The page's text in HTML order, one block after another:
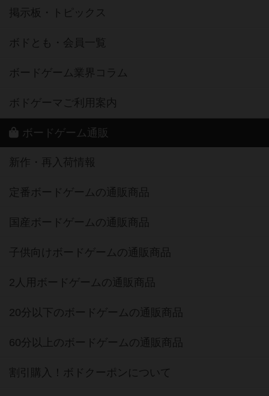
掲示板・トピックス
ボドとも・会員一覧
ボードゲーム業界コラム
ボドゲーマご利用案内
ボードゲーム通販
新作・再入荷情報
定番ボードゲームの通販商品
国産ボードゲームの通販商品
子供向けボードゲームの通販商品
2人用ボードゲームの通販商品
20分以下のボードゲームの通販商品
60分以上のボードゲームの通販商品
割引購入！ボドクーポンについて